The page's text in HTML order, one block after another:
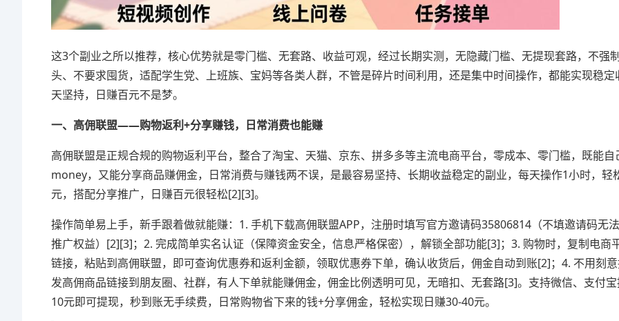
这3个副业之所以推荐，核心优势就是零门槛、无套路、收益可观，经过长期实测，无隐藏门槛、无提现套路，不强
头、不要求囤货，适配学生党、上班族、宝妈等各类人群，不管是碎片时间利用，还是集中时间操作，都能实现稳定
天坚持，日赚百元不是梦。
一、高佣联盟——购物返利+分享赚钱，日常消费也能赚
高佣联盟是正规合规的购物返利平台，整合了淘宝、天猫、京东、拼多多等主流电商平台，零成本、零门槛，既能自
money，又能分享商品赚佣金，日常消费与赚钱两不误，是最容易坚持、长期收益稳定的副业，每天操作1小时，轻
元，搭配分享推广，日赚百元很轻松[2][3]。
操作简单易上手，新手跟着做就能赚：1. 手机下载高佣联盟APP，注册时填写官方邀请码35806814（不填邀请码无
推广权益）[2][3]；2. 完成简单实名认证（保障资金安全，信息严格保密），解锁全部功能[3]；3. 购物时，复制电商
链接，粘贴到高佣联盟，即可查询优惠券和返利金额，领取优惠券下单，确认收货后，佣金自动到账[2]；4. 不用刻
发高佣商品链接到朋友圈、社群，有人下单就能赚佣金，佣金比例透明可见，无暗扣、无套路[3]。支持微信、支付
10元即可提现，秒到账无手续费，日常购物省下来的钱+分享佣金，轻松实现日赚30-40元。